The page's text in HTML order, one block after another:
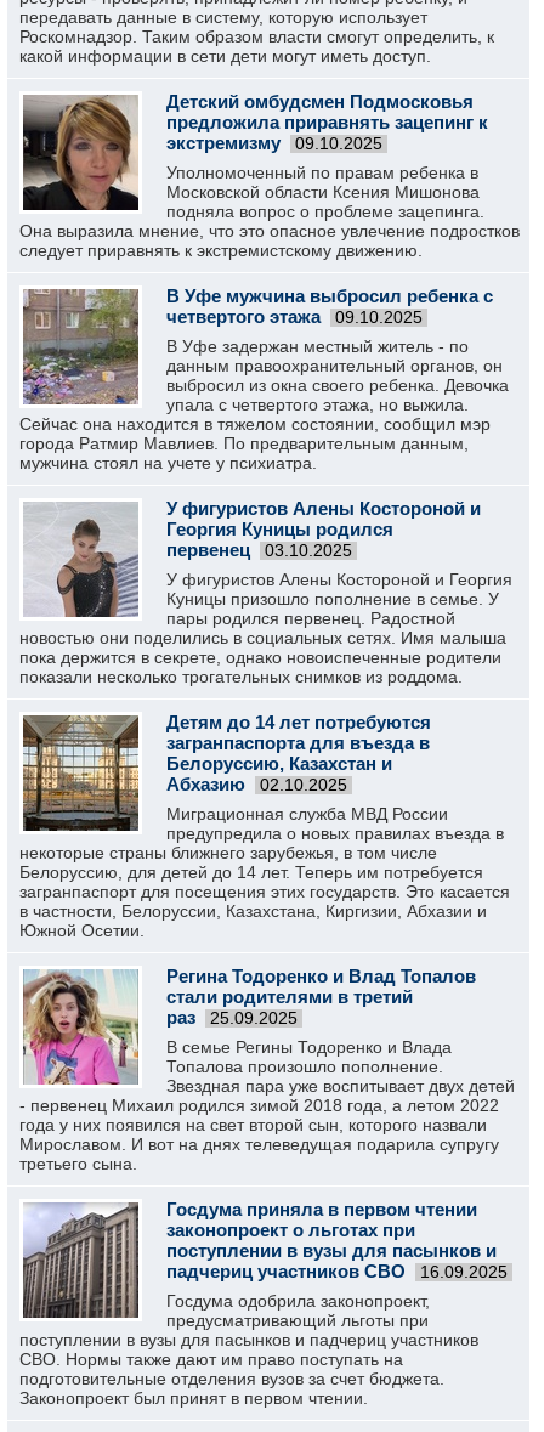
передавать данные в систему, которую использует
Роскомнадзор. Таким образом власти смогут определить, к
какой информации в сети дети могут иметь доступ.
Детский омбудсмен Подмосковья
предложила приравнять зацепинг к
экстремизму
09.10.2025
Уполномоченный по правам ребенка в
Московской области Ксения Мишонова
подняла вопрос о проблеме зацепинга.
Она выразила мнение, что это опасное увлечение подростков
следует приравнять к экстремистскому движению.
В Уфе мужчина выбросил ребенка с
четвертого этажа
09.10.2025
В Уфе задержан местный житель - по
данным правоохранительный органов, он
выбросил из окна своего ребенка. Девочка
упала с четвертого этажа, но выжила.
Сейчас она находится в тяжелом состоянии, сообщил мэр
города Ратмир Мавлиев. По предварительным данным,
мужчина стоял на учете у психиатра.
У фигуристов Алены Костороной и
Георгия Куницы родился
первенец
03.10.2025
У фигуристов Алены Костороной и Георгия
Куницы призошло пополнение в семье. У
пары родился первенец. Радостной
новостью они поделились в социальных сетях. Имя малыша
пока держится в секрете, однако новоиспеченные родители
показали несколько трогательных снимков из роддома.
Детям до 14 лет потребуются
загранпаспорта для въезда в
Белоруссию, Казахстан и
Абхазию
02.10.2025
Миграционная служба МВД России
предупредила о новых правилах въезда в
некоторые страны ближнего зарубежья, в том числе
Белоруссию, для детей до 14 лет. Теперь им потребуется
загранпаспорт для посещения этих государств. Это касается
в частности, Белоруссии, Казахстана, Киргизии, Абхазии и
Южной Осетии.
Регина Тодоренко и Влад Топалов
стали родителями в третий
раз
25.09.2025
В семье Регины Тодоренко и Влада
Топалова произошло пополнение.
Звездная пара уже воспитывает двух детей
- первенец Михаил родился зимой 2018 года, а летом 2022
года у них появился на свет второй сын, которого назвали
Мирославом. И вот на днях телеведущая подарила супругу
третьего сына.
Госдума приняла в первом чтении
законопроект о льготах при
поступлении в вузы для пасынков и
падчериц участников СВО
16.09.2025
Госдума одобрила законопроект,
предусматривающий льготы при
поступлении в вузы для пасынков и падчериц участников
СВО. Нормы также дают им право поступать на
подготовительные отделения вузов за счет бюджета.
Законопроект был принят в первом чтении.